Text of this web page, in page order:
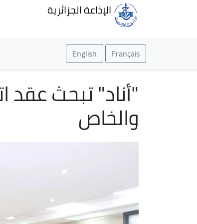
الإذاعة الجزائرية
Français
English
"أناد" تبحث عقد
والخاص